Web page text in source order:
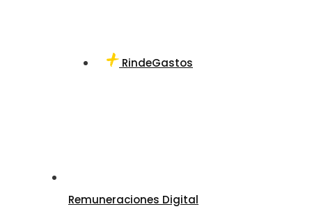
RindeGastos
Remuneraciones Digital